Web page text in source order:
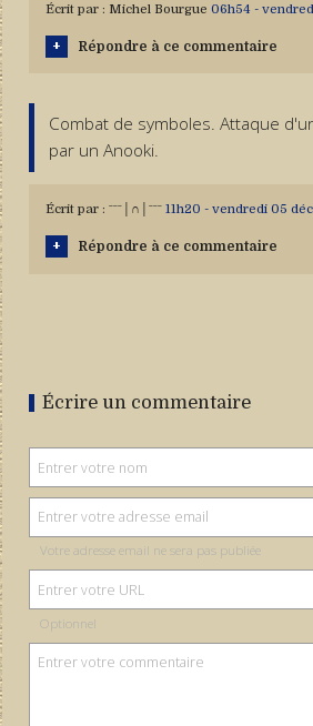
Écrit par : Michel Bourgue 06h54 -
Répondre à ce commentaire
Combat de symboles. Attaque
par un Anooki.
Écrit par : ˉˉˉ│∩│ˉˉˉ 11h20 - vendredi 05
Répondre à ce commentaire
Écrire un commentaire
Votre adresse email ne sera pas publiée
Optionnel